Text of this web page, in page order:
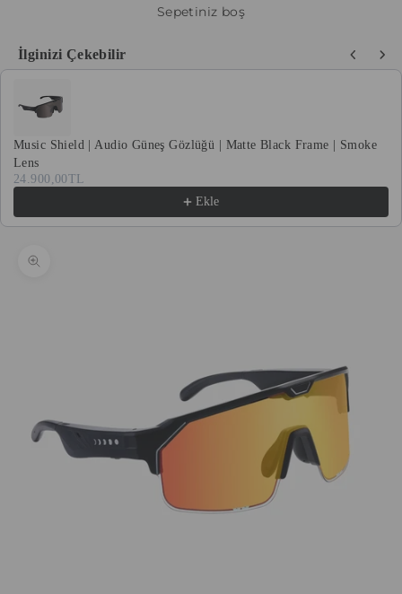
Sepetiniz boş
İlginizi Çekebilir
Use the Previous and Next buttons to navigate through product
Music Shield | Audio Güneş Gözlüğü | Matte Black Frame | Smoke
Lens
24.900,00TL
Ekle
Yakınlaştır